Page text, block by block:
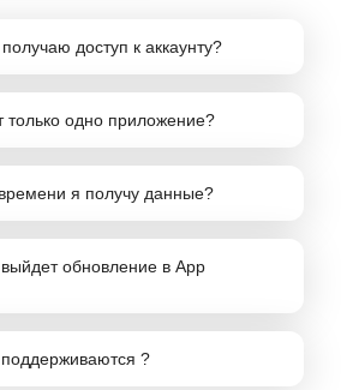
доступ к аккаунту?
только одно приложение?
я получу данные?
выйдет обновление в App
поддерживаются ?